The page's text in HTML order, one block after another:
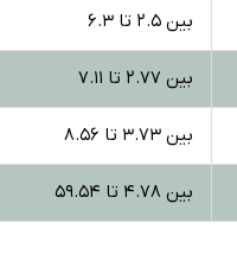
بین 2.5 تا 6.3
بین 2.77 تا 7.11
بین 3.73 تا 8.56
بین 4.78 تا 59.54